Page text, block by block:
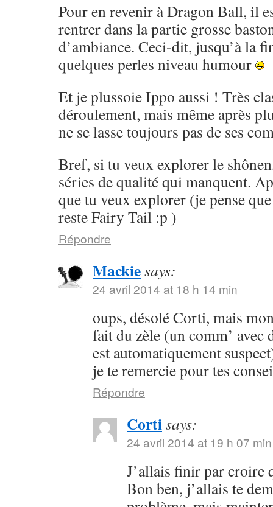
Pour en revenir à Dragon Ball, il
rentrer dans la partie grosse
d’ambiance. Ceci-dit, jusqu’à la
quelques perles niveau humour
Et je plussoie Ippo aussi ! Très
déroulement, mais même après
ne se lasse toujours pas de ses
Bref, si tu veux explorer le
séries de qualité qui manquent.
que tu veux explorer (je pense
reste Fairy Tail :p )
Répondre
Mackiesays:
24 avril 2014 at 18 h 14 min
oups, désolé Corti, mais
fait du zèle (un comm’ avec
est automatiquement
je te remercie pour tes
Répondre
Cortisays:
24 avril 2014 at 19 h 07 min
J’allais finir par croire
Bon ben, j’allais te